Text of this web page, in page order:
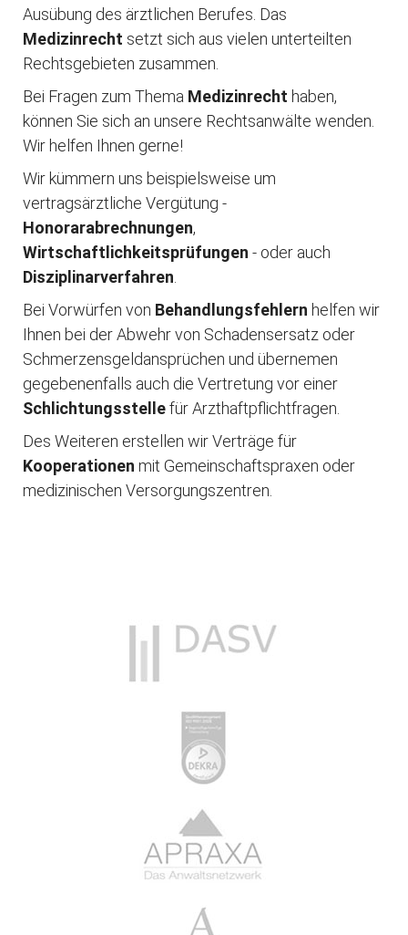
Ausübung des ärztlichen Berufes. Das
Medizinrecht setzt sich aus vielen unterteilten
Rechtsgebieten zusammen.
Bei Fragen zum Thema Medizinrecht haben,
können Sie sich an unsere Rechtsanwälte wenden.
Wir helfen Ihnen gerne!
Wir kümmern uns beispielsweise um
vertragsärztliche Vergütung -
Honorarabrechnungen,
Wirtschaftlichkeitsprüfungen - oder auch
Disziplinarverfahren
Bei Vorwürfen von Behandlungsfehlern helfen wir
Ihnen bei der Abwehr von Schadensersatz oder
Schmerzensgeldansprüchen und übernemen
gegebenenfalls auch die Vertretung vor einer
Schlichtungsstellefür Arzthaftpflichtfragen.
Des Weiteren erstellen wir Verträge für
Kooperationen mit Gemeinschaftspraxen oder
medizinischen Versorgungszentren.